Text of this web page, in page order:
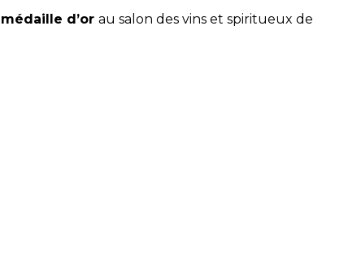
médaille d’or au salon des vins et spiritueux de